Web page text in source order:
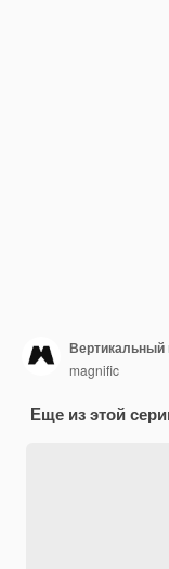
Вертикальный
magnific
Еще из этой